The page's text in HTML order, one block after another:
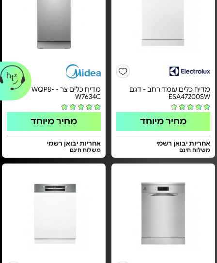
מדיח כלים עומד רחב - דגם
ESA47200SW
מחיר מיוחד
אחריות יבואן רשמי
משלוח חינם
מדיח כלים צר - WQP8-
W7634C
מחיר מיוחד
אחריות יבואן רשמי
משלוח חינם